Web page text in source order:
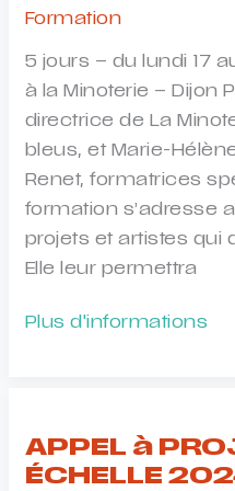
Formation
5 jours – du lundi 17
à la Minoterie – Dijon
directrice de La
bleus, et Marie-
Renet, formatrices
formation s’adresse
projets et artistes qui
Elle leur permettra
FORMATION
une
dynamique
Plus d'informations
APPEL à
ÉCHELLE